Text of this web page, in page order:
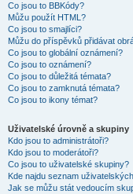
Co jsou to BBKódy?
Můžu použít HTML?
Co jsou to smajlíci?
Můžu do příspěvků přidávat
Co jsou to globální oznámení?
Co jsou to oznámení?
Co jsou to důležitá témata?
Co jsou to zamknutá témata?
Co jsou to ikony témat?
Uživatelské úrovně a skupiny
Kdo jsou to administrátoři?
Kdo jsou to moderátoři?
Co jsou to uživatelské skupiny?
Kde najdu seznam
Jak se můžu stát vedoucím